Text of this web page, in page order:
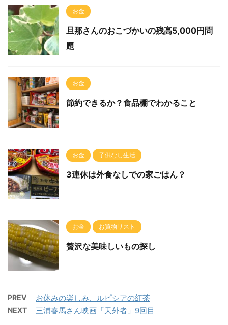
お金
旦那さんのおこづかいの残高5,000円問
題
お金
節約できるか？食品棚でわかること
お金 子供なし生活
3連休は外食なしでの家ごはん？
お金 お買物リスト
贅沢な美味しいもの探し
PREV お休みの楽しみ、ルピシアの紅茶
NEXT 三浦春馬さん映画「天外者」9回目